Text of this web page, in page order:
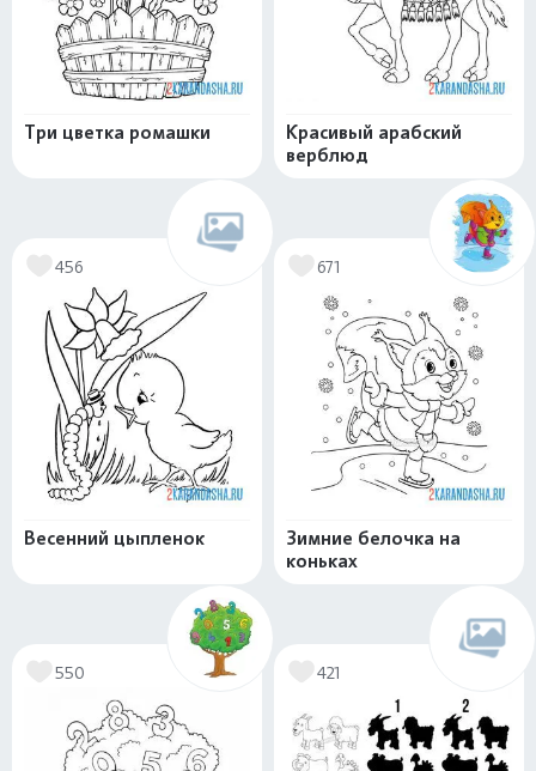
Три цветка ромашки
Красивый арабский
верблюд
456
Весенний цыпленок
671
Зимние белочка на
коньках
550 421